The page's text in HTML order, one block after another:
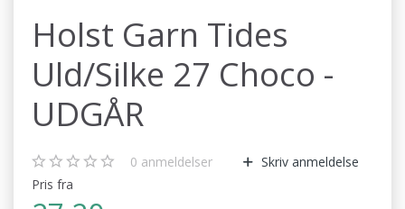
Holst Garn Tides
Uld/Silke 27 Choco -
UDGÅR
0 anmeldelser
Skriv anmeldelse
Pris fra